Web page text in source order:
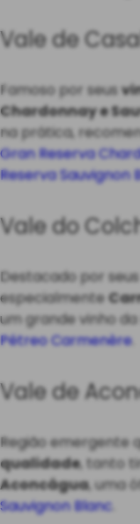
Vale de
Famoso por seus
Chardonnay e
na prática,
Gran Reserva
Reserva Sauvignon
Vale do
Destacado por seus
especialmente
um grande vinho
Pétreo Carmenère.
Vale de
Região emergente
qualidade, tanto
Aconcágua, uma
Sauvignon Blanc